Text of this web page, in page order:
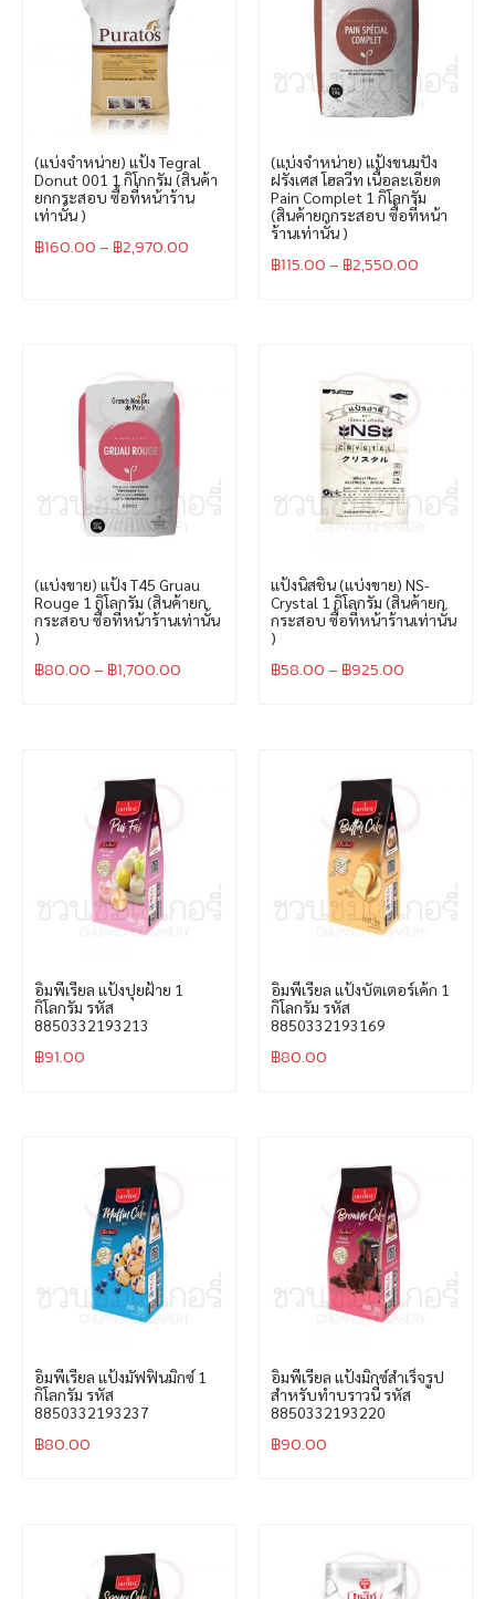
(แบ่งจำหน่าย) แป้ง Tegral
Donut 001 1 กิโกกรัม (สินค้า
ยกกระสอบ ซื้อที่หน้าร้าน
เท่านั้น )
฿160.00– ฿2,970.00
(แบ่งจำหน่าย) แป้งขนมปัง
ฝรั่งเศส โฮลวีท เนื้อละเอียด
Pain Complet 1 กิโลกรัม
(สินค้ายกกระสอบ ซื้อที่หน้า
ร้านเท่านั้น )
฿115.00– ฿2,550.00
(แบ่งขาย) แป้ง T45 Gruau
Rouge 1 กิโลกรัม (สินค้ายก
กระสอบ ซื้อที่หน้าร้านเท่านั้น
)
฿80.00– ฿1,700.00
แป้งนิสชิน (แบ่งขาย) NS-
Crystal 1 กิโลกรัม (สินค้ายก
กระสอบ ซื้อที่หน้าร้านเท่านั้น
)
฿58.00– ฿925.00
อิมพีเรียล แป้งปุยฝ้าย 1
กิโลกรัม รหัส
8850332193213
฿91.00
อิมพีเรียล แป้งบัตเตอร์เค้ก 1
กิโลกรัม รหัส
8850332193169
฿80.00
อิมพีเรียล แป้งมัฟฟินมิกซ์ 1
กิโลกรัม รหัส
8850332193237
฿80.00
อิมพีเรียล แป้งมิกซ์สำเร็จรูป
สำหรับทำบราวนี่ รหัส
8850332193220
฿90.00